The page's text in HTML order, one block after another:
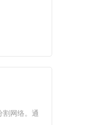
割网络。通